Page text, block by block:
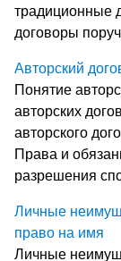
традиционные
договоры
Авторский
Понятие
авторских
авторского
Права и
разрешения
Личные
право на имя
Личные